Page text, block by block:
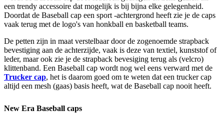
een trendy accessoire dat mogelijk is bij bijna elke gelegenheid.
Doordat de Baseball cap een sport -achtergrond heeft zie je de caps
vaak terug met de logo's van honkball en basketball teams.
De petten zijn in maat verstelbaar door de zogenoemde strapback
bevestiging aan de achterzijde, vaak is deze van textiel, kunststof of
leder, maar ook zie je de strapback bevesiging terug als (velcro)
klittenband. Een Baseball cap wordt nog wel eens verward met de
Trucker cap, het is daarom goed om te weten dat een trucker cap
altijd een mesh (gaas) basis heeft, wat de Baseball cap nooit heeft.
New Era Baseball caps